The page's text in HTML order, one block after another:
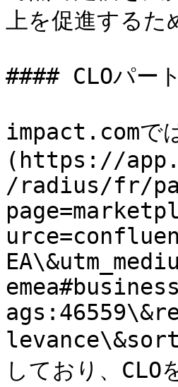
上を促進する
#### CLOパー
impact.comで
(https://
/radius/fr/
しており、